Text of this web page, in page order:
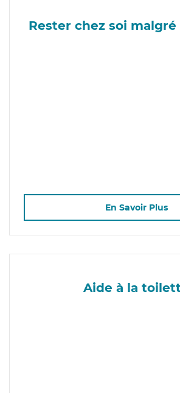
Rester chez soi
En Savoir Plus
Aide à la